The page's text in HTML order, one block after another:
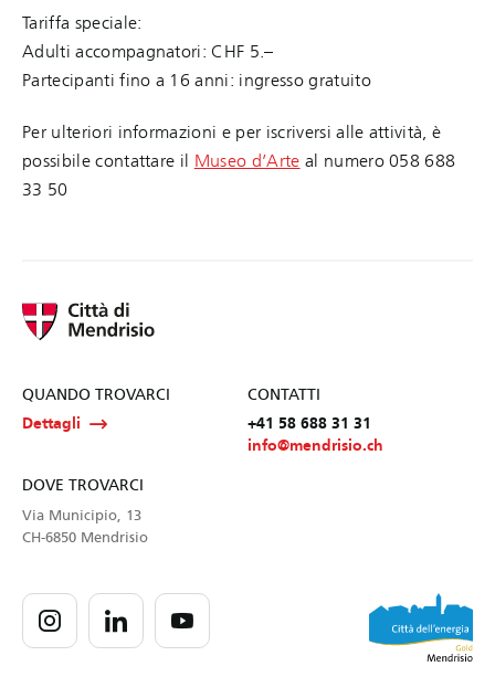
Tariffa speciale:
Adulti accompagnatori: CHF 5.–
Partecipanti fino a 16 anni: ingresso gratuito
Per ulteriori informazioni e per iscriversi alle attività, è
possibile contattare il Museo d’Arte al numero 058 688
33 50
QUANDO TROVARCI
Dettagli
CONTATTI
+41 58 688 31 31
info@mendrisio.ch
DOVE TROVARCI
Via Municipio, 13
CH-6850 Mendrisio